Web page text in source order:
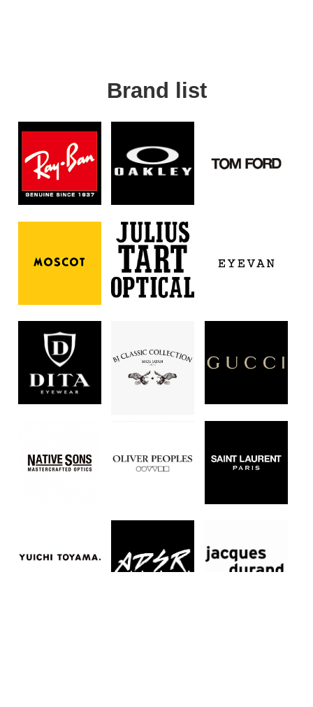
Brand list